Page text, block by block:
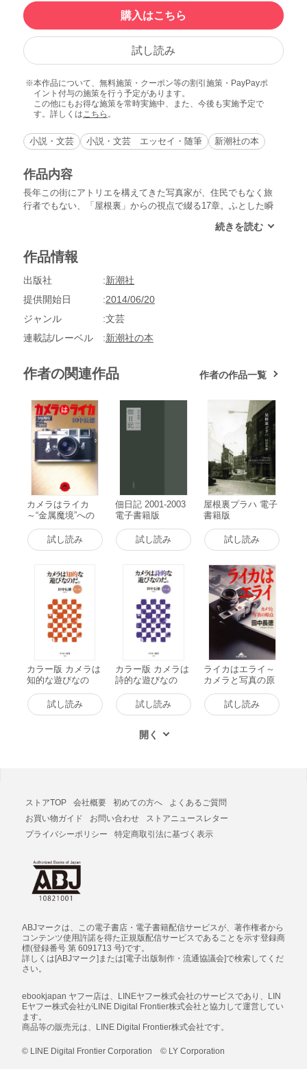
購入はこちら
試し読み
本作品について、無料施策・クーポン等の割引施策・PayPayポ
イント付与の施策を行う予定があります。
この他にもお得な施策を常時実施中、また、今後も実施予定で
す。詳しくはこちら 。
小説・文芸 小説・文芸 エッセイ・随筆 新潮社の本
作品内容
長年この街にアトリエを構えてきた写真家が、住民でもなく旅
行者でもない、「屋根裏」からの視点で綴る17章。ふとした瞬
気配。国境と旅券というものの不思議。伝説の写真家たちの思
溢れる名エッセイ。
作品情報
出版社
新潮社
提供開始日
2014/06/20
ジャンル
文芸
連載誌/レーベル
新潮社の本
作者の関連作品 作者の作品一覧
カメラはライカ
～“金属魔境”への
ご招待～ 電子書籍
版
試し読み
佃日記 2001-2003
電子書籍版
試し読み
屋根裏プラハ 電子
書籍版
試し読み
カラー版 カメラは
知的な遊びなの
だ。 電子書籍版
試し読み
カラー版 カメラは
詩的な遊びなの
だ。 電子書籍版
試し読み
ライカはエライ～
カメラと写真の原
点～ 電子書籍版
試し読み
ストアTOP 会社概要 初めての方へ
よくあるご質問
お買い物ガイド
お問い合わせ
ストアニュースレター
プライバシーポリシー
特定商取引法に基づく表示
ABJマークは、この電子書店・電子書籍配信サービスが、著作権者から
コンテンツ使用許諾を得た正規版配信サービスであることを示す登録商
標(登録番号 第 6091713 号)です。
詳しくは[ABJマーク]または[電子出版制作・流通協議会]で検索してくだ
さい。
ebookjapan ヤフー店は、LINEヤフー株式会社のサービスであり、LIN
Eヤフー株式会社がLINE Digital Frontier株式会社と協力して運営してい
ます。
商品等の販売元は、LINE Digital Frontier株式会社です。
© LINE Digital Frontier Corporation © LY Corporation